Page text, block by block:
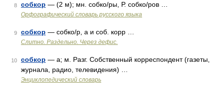
8 собкор — (2 м); мн. собко/ры, Р. собко/ров …
Орфографический словарь русского языка
9 собкор — собко/р, а и соб. корр …
Слитно. Раздельно. Через дефис.
10 собкор — а; м. Разг. Собственный корреспондент (газеты,
журнала, радио, телевидения) …
Энциклопедический словарь